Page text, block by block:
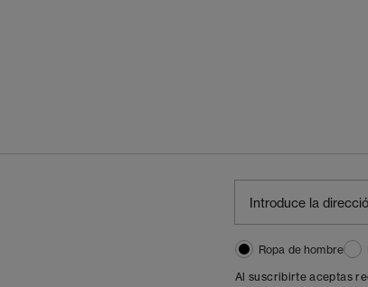
Ropa de hombre
Al suscribirte aceptas